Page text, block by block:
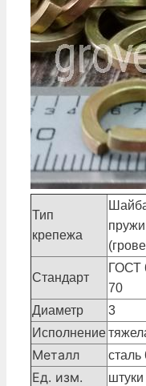
Тип
крепежа
Стандарт
ГОСТ
70
Диаметр
3
Исполнение
Металл сталь
Ед. изм.
штуки